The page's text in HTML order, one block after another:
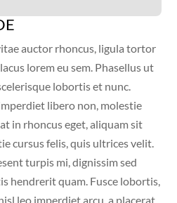
auctor rhoncus, ligula tortor
lorem eu sem. Phasellus ut
lobortis et nunc.
libero non, molestie
in rhoncus eget, aliquam sit
cursus felis, quis ultrices velit.
turpis mi, dignissim sed
hendrerit quam. Fusce lobortis,
leo imperdiet arcu, a placerat